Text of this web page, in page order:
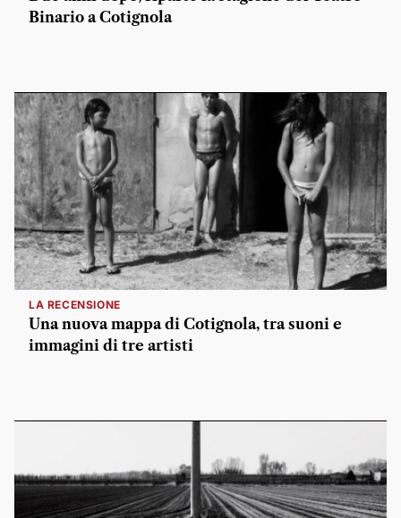
Binario a Cotignola
LA RECENSIONE
Una nuova mappa di Cotignola, tra suoni e
immagini di tre artisti